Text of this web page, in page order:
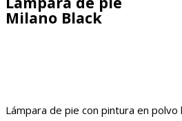
Milano Black
Lámpara de pie con pintura en